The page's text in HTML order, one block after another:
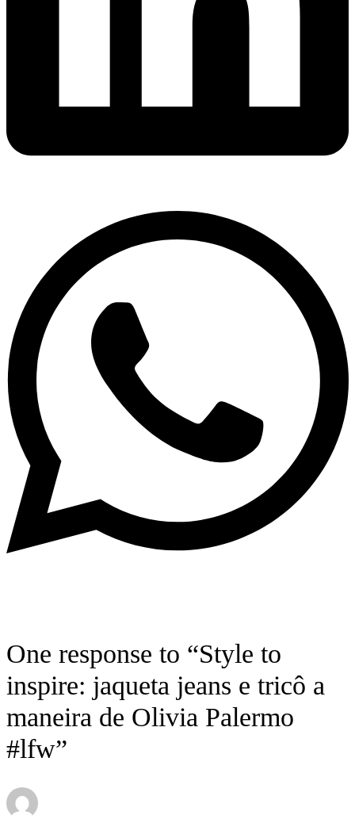
One response to “Style to
inspire: jaqueta jeans e tricô a
maneira de Olivia Palermo
#lfw”